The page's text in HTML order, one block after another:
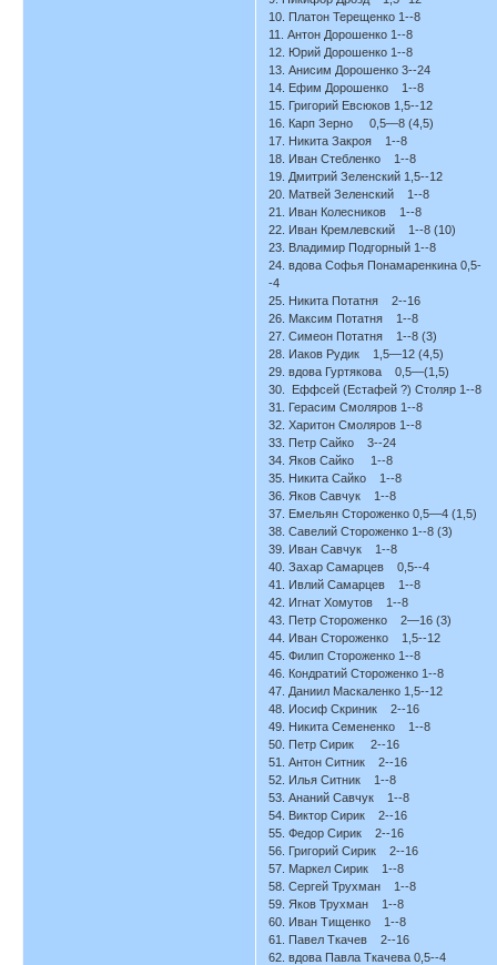
10. Платон Терещенко 1--8
11. Антон Дорошенко 1--8
12. Юрий Дорошенко 1--8
13. Анисим Дорошенко 3--24
14. Ефим Дорошенко 1--8
15. Григорий Евсюков 1,5--12
16. Карп Зерно 0,5—8 (4,5)
17. Никита Закроя 1--8
18. Иван Стебленко 1--8
19. Дмитрий Зеленский 1,5--12
20. Матвей Зеленский 1--8
21. Иван Колесников 1--8
22. Иван Кремлевский 1--8 (10)
23. Владимир Подгорный 1--8
24. вдова Софья Понамаренкина 0,5-
-4
25. Никита Потатня 2--16
26. Максим Потатня 1--8
27. Симеон Потатня 1--8 (3)
28. Иаков Рудик 1,5—12 (4,5)
29. вдова Гуртякова 0,5—(1,5)
30. Еффсей (Естафей ?) Столяр 1--8
31. Герасим Смоляров 1--8
32. Харитон Смоляров 1--8
33. Петр Сайко 3--24
34. Яков Сайко 1--8
35. Никита Сайко 1--8
36. Яков Савчук 1--8
37. Емельян Стороженко 0,5—4 (1,5)
38. Савелий Стороженко 1--8 (3)
39. Иван Савчук 1--8
40. Захар Самарцев 0,5--4
41. Ивлий Самарцев 1--8
42. Игнат Хомутов 1--8
43. Петр Стороженко 2—16 (3)
44. Иван Стороженко 1,5--12
45. Филип Стороженко 1--8
46. Кондратий Стороженко 1--8
47. Даниил Маскаленко 1,5--12
48. Иосиф Скриник 2--16
49. Никита Семененко 1--8
50. Петр Сирик 2--16
51. Антон Ситник 2--16
52. Илья Ситник 1--8
53. Ананий Савчук 1--8
54. Виктор Сирик 2--16
55. Федор Сирик 2--16
56. Григорий Сирик 2--16
57. Маркел Сирик 1--8
58. Сергей Трухман 1--8
59. Яков Трухман 1--8
60. Иван Тищенко 1--8
61. Павел Ткачев 2--16
62. вдова Павла Ткачева 0,5--4